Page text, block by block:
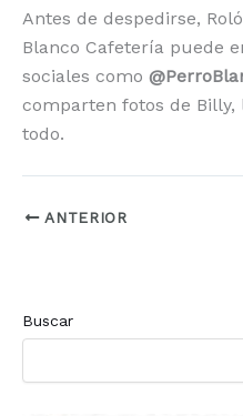
Antes de despedirse,
Blanco Cafetería puede
sociales como
comparten fotos de
todo.
ANTERIOR
Buscar